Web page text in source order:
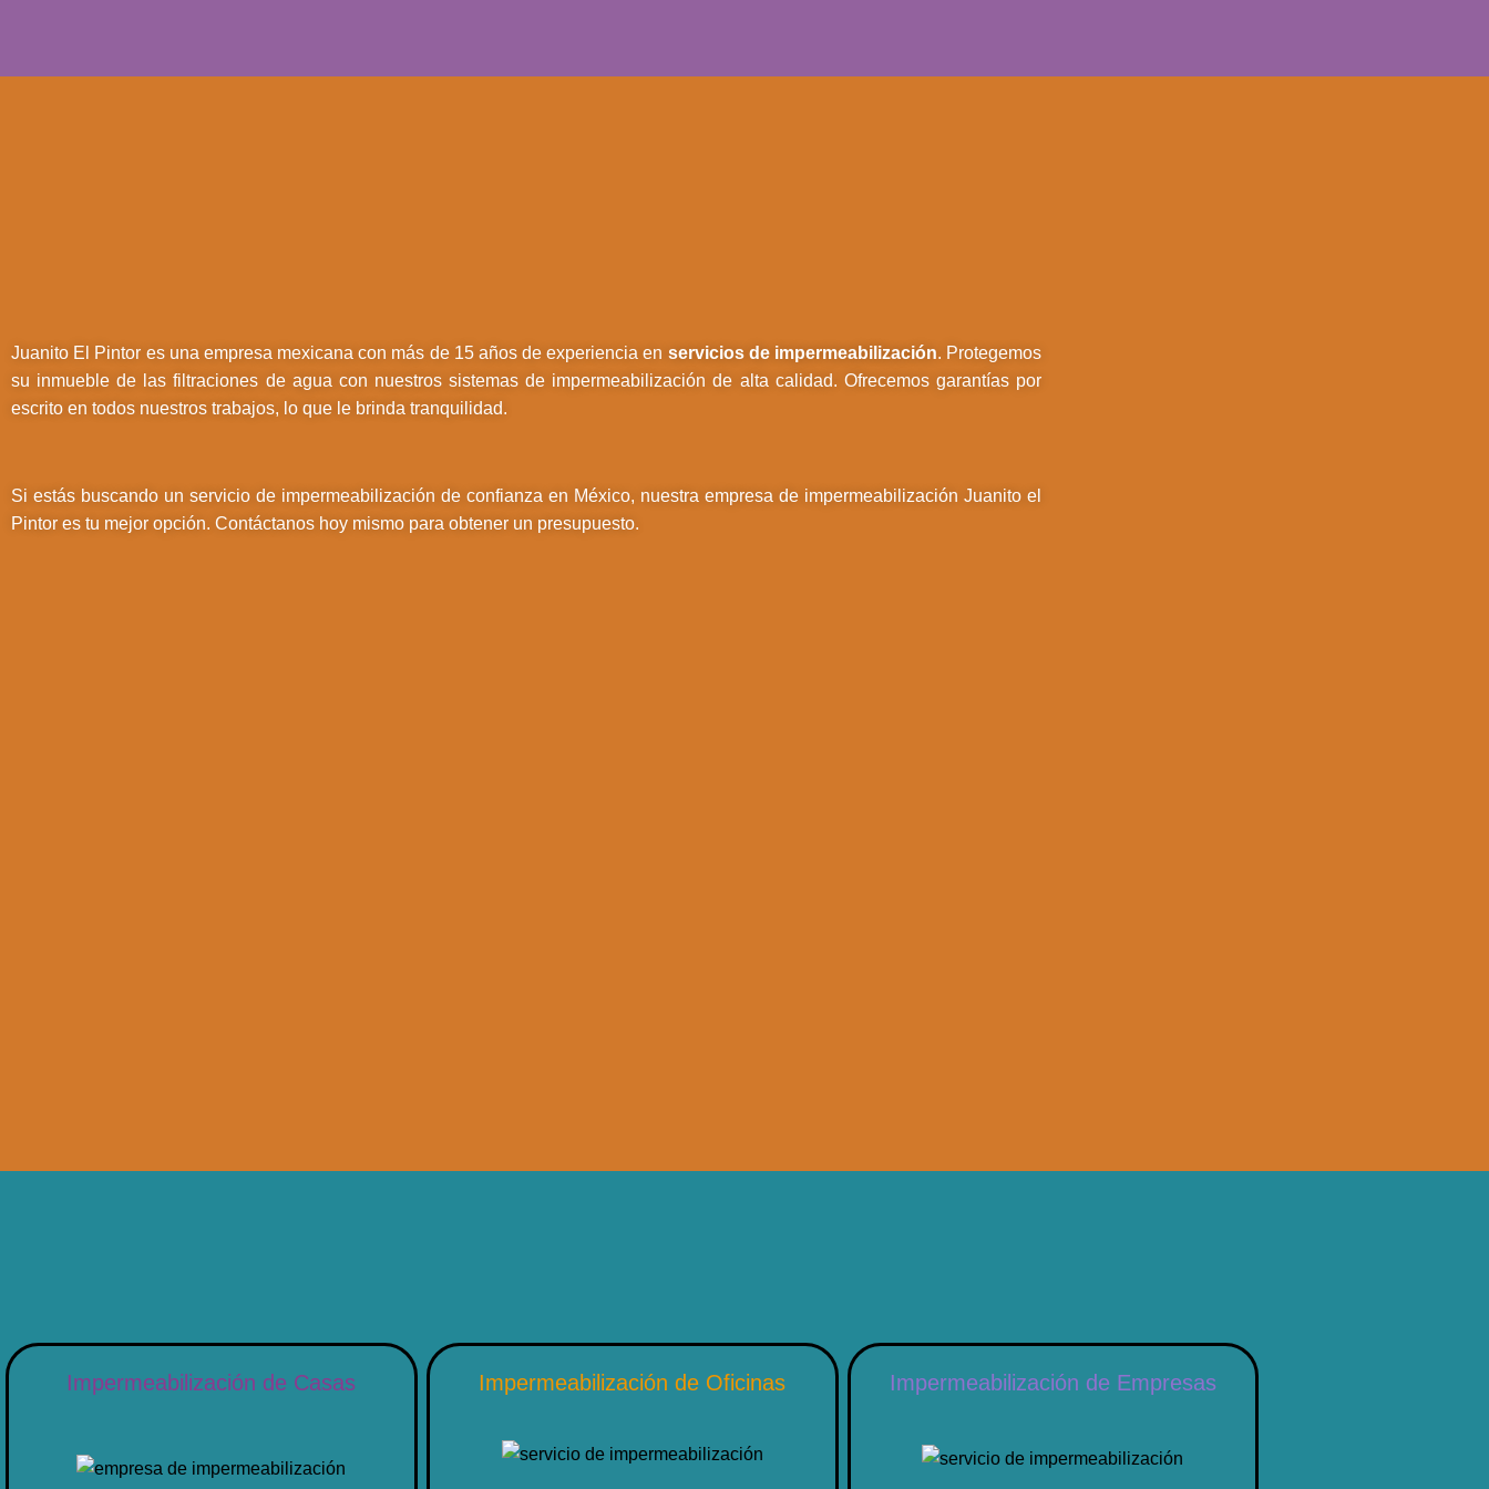
Juanito El Pintor es una empresa mexicana con más de 15 años de experiencia en servicios de impermeabilización. Protegemos
su inmueble de las filtraciones de agua con nuestros sistemas de impermeabilización de alta calidad. Ofrecemos garantías por
escrito en todos nuestros trabajos, lo que le brinda tranquilidad.
Si estás buscando un servicio de impermeabilización de confianza en México, nuestra empresa de impermeabilización Juanito el
Pintor es tu mejor opción. Contáctanos hoy mismo para obtener un presupuesto.
Impermeabilización de Casas Impermeabilización de Oficinas Impermeabilización de Empresas